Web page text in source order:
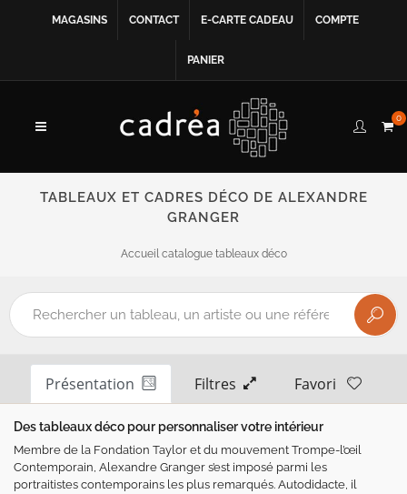
MAGASINS CONTACT E-CARTE CADEAU COMPTE
PANIER
0
TABLEAUX ET CADRES DÉCO DE ALEXANDRE
GRANGER
Accueil catalogue tableaux déco
Présentation Filtres Favori
Des tableaux déco pour personnaliser votre intérieur
Membre de la Fondation Taylor et du mouvement Trompe-l’œil
Contemporain, Alexandre Granger s’est imposé parmi les
portraitistes contemporains les plus remarqués. Autodidacte, il